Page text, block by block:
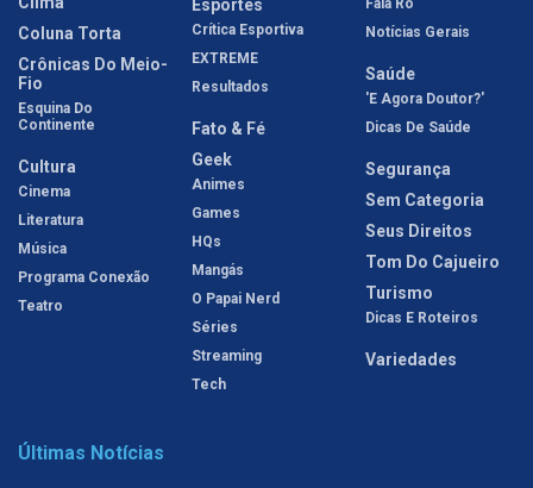
Coluna Torta
Crônicas Do Meio-
Fio
Esquina Do
Continente
Cultura
Cinema
Literatura
Música
Programa Conexão
Teatro
Esportes
Crítica Esportiva
EXTREME
Resultados
Fato & Fé
Geek
Animes
Games
HQs
Mangás
O Papai Nerd
Séries
Streaming
Tech
Fala Rô
Notícias Gerais
Saúde
'E Agora Doutor?'
Dicas De Saúde
Segurança
Sem Categoria
Seus Direitos
Tom Do Cajueiro
Turismo
Dicas E Roteiros
Variedades
Últimas Notícias